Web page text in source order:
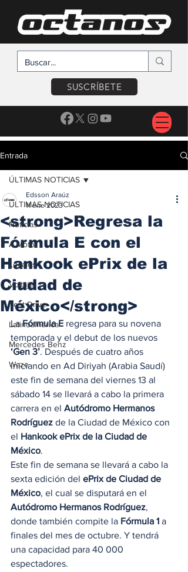
SUSCRÍBETE
Entrada
ÚLTIMAS NOTICIAS
Noticias
A Motor
Locales
Voltaje
Test Drive
Latinoamérica
Mercedes Benz
Waze
ÚLTIMAS NOTICIAS
<strong>Regresa la
Fórmula E con el
Hankook ePrix de la
Ciudad de
México</strong>
Edsson Araúz
11 ene 2023
La Fórmula E regresa para su novena
temporada y el debut de los nuevos
‘Gen 3’. Después de cuatro años
iniciando en Ad Diriyah (Arabia Saudí)
este fin de semana del viernes 13 al
sábado 14 se llevará a cabo la primera
carrera en el Autódromo Hermanos
Rodríguez de la Ciudad de México con
el Hankook ePrix de la Ciudad de
México.
Este fin de semana se llevará a cabo la
sexta edición del ePrix de Ciudad de
México, el cual se disputará en el
Autódromo Hermanos Rodríguez,
donde también compite la Fórmula 1 a
finales del mes de octubre. Y tendrá
una capacidad para 40 000
espectadores.